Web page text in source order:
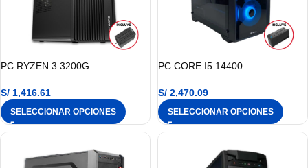
PC RYZEN 3 3200G
S/ 1,416.61
SELECCIONAR OPCIONES
PC CORE I5 14400
S/ 2,470.09
SELECCIONAR OPCIONES